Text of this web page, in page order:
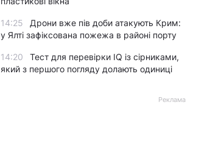
14:25
Дрони вже пів доби атакують Крим:
у Ялті зафіксована пожежа в районі порту
14:20
Тест для перевірки IQ із сірниками,
який з першого погляду долають одиниці
Реклама